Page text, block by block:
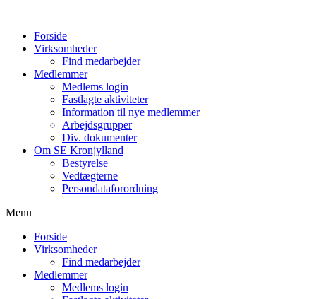
Forside
Virksomheder
Find medarbejder
Medlemmer
Medlems login
Fastlagte aktiviteter
Information til nye medlemmer
Arbejdsgrupper
Div. dokumenter
Om SE Kronjylland
Bestyrelse
Vedtægterne
Persondataforordning
Menu
Forside
Virksomheder
Find medarbejder
Medlemmer
Medlems login